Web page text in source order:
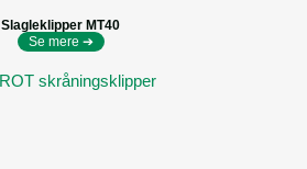
Slagleklipper MT40
Se mere ➔